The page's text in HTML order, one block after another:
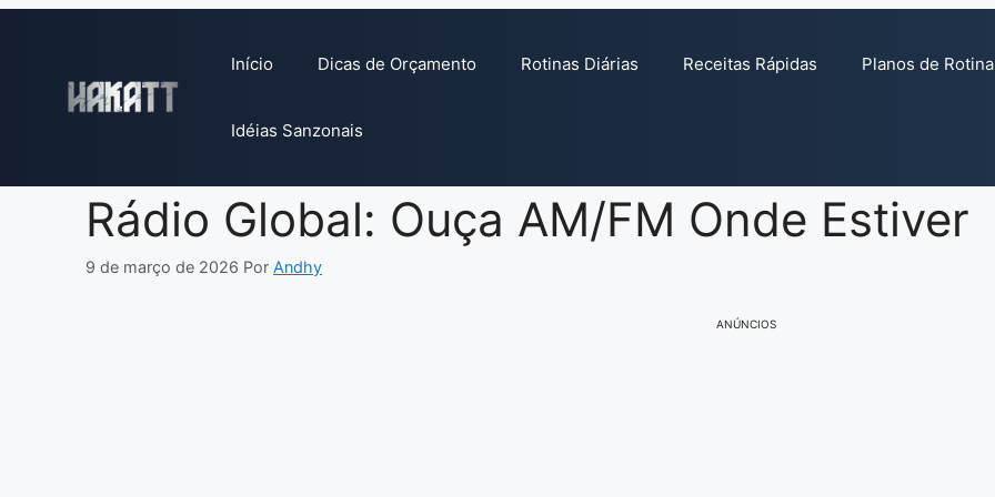
conteúdo
Início Dicas de Orçamento Rotinas Diárias Receitas Rápidas Planos de Rotina
Idéias Sanzonais
Rádio Global: Ouça AM/FM Onde Estiver
9 de março de 2026 Por Andhy
ANÚNCIOS